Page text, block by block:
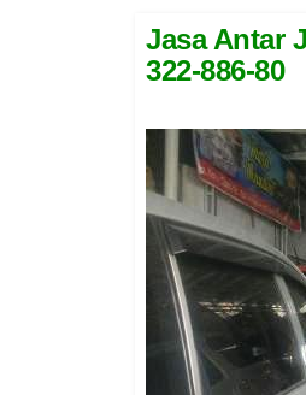
Jasa Antar
322-886-80